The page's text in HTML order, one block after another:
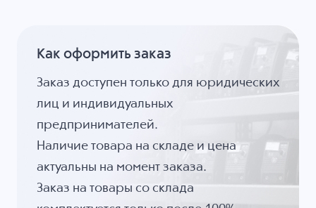
Как оформить заказ
Заказ доступен только для юридических
лиц и индивидуальных
предпринимателей.
Наличие товара на складе и цена
актуальны на момент заказа.
Заказ на товары со склада